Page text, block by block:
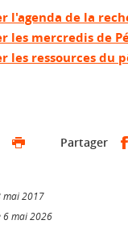
l'agenda de la
les mercredis de
les ressources du
Partager
mai 2017
6 mai 2026